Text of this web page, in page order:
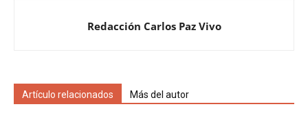
Redacción Carlos Paz Vivo
Artículo relacionados Más del autor